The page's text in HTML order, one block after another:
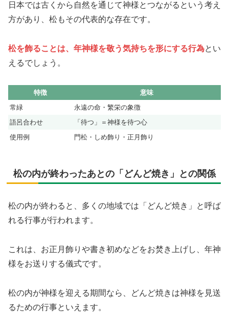
日本では古くから自然を通じて神様とつながるという考え
方があり、松もその代表的な存在です。
松を飾ることは、年神様を敬う気持ちを形にする行為とい
えるでしょう。
特徴
意味
常緑
永遠の命・繁栄の象徴
語呂合わせ
「待つ」＝神様を待つ心
使用例
門松・しめ飾り・正月飾り
松の内が終わったあとの「どんど焼き」との関係
松の内が終わると、多くの地域では「どんど焼き」と呼ば
れる行事が行われます。
これは、お正月飾りや書き初めなどをお焚き上げし、年神
様をお送りする儀式です。
松の内が神様を迎える期間なら、どんど焼きは神様を見送
るための行事といえます。